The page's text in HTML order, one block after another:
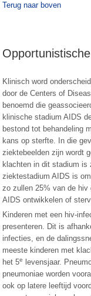
Terug naar boven
Klinisch word
door de Centers of
benoemd die
klinische stadium AIDS
bestond tot behandeling
kans op sterfte. In die
ziektebeelden zijn wordt
klachten in dit stadium is
ziektestadium AIDS is
zo zullen 25% van de hiv
AIDS ontwikkelen of
Kinderen met een hiv-
presenteren. Dit is
infecties, en de
meeste kinderen met
het 5e
levensjaar.
pneumoniae worden
ook op latere leeftijd